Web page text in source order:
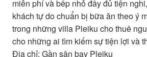
miễn phí và bếp nhỏ đầy đủ tiện
khách tự do chuẩn bị bữa ăn theo ý
trong những villa Pleiku cho thuê
cho những ai tìm kiếm sự tiện lợi và
Địa chỉ: Gần sân bay Pleiku